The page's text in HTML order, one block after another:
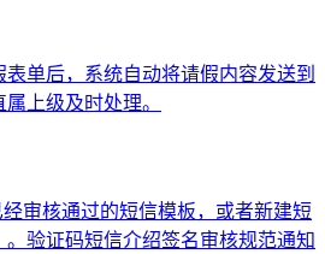
单后，系统自动将请假内容发送到
上级及时处理。
审核通过的短信模板，或者新建短
验证码短信介绍签名审核规范通知